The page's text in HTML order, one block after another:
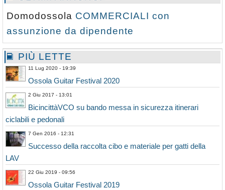
Domodossola COMMERCIALI con
assunzione da dipendente
PIÙ LETTE
11 Lug 2020 - 19:39
Ossola Guitar Festival 2020
2 Giu 2017 - 13:01
BicincittàVCO su bando messa in sicurezza itinerari
ciclabili e pedonali
7 Gen 2016 - 12:31
Successo della raccolta cibo e materiale per gatti della
LAV
22 Giu 2019 - 09:56
Ossola Guitar Festival 2019